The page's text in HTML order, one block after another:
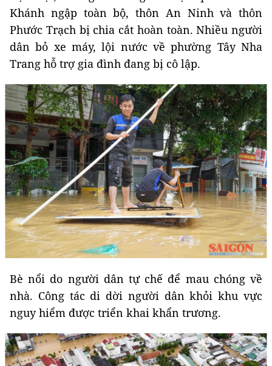
Khánh ngập toàn bộ, thôn An Ninh và thôn
Phước Trạch bị chia cắt hoàn toàn. Nhiều người
dân bỏ xe máy, lội nước về phường Tây Nha
Trang hỗ trợ gia đình đang bị cô lập.
Bè nổi do người dân tự chế để mau chóng về
nhà. Công tác di dời người dân khỏi khu vực
nguy hiểm được triển khai khẩn trương.